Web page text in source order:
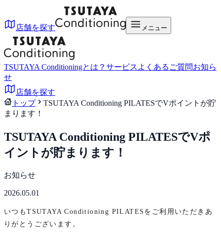
店舗を探す メニュー
TSUTAYA Conditioningとは？ サービス よくあるご質問お知ら
せ
店舗を探す
トップ
TSUTAYA Conditioning PILATESでVポイントが貯
まります！
TSUTAYA Conditioning PILATESでVポ
イントが貯まります！
お知らせ
2026.05.01
いつもTSUTAYA Conditioning PILATESをご利用いただきあ
りがとうございます。